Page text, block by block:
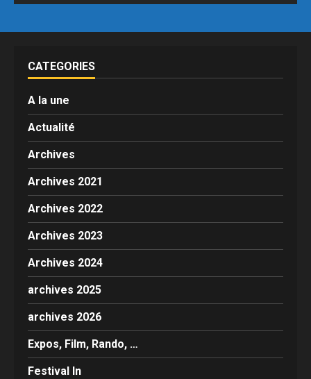
CATEGORIES
A la une
Actualité
Archives
Archives 2021
Archives 2022
Archives 2023
Archives 2024
archives 2025
archives 2026
Expos, Film, Rando, …
Festival In